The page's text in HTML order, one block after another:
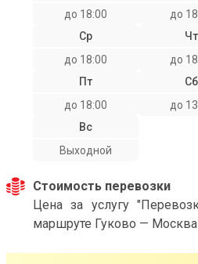
до 18:00
до
Ср
до 18:00
Чт
до
Пт
до 18:00
Сб
до
Вс
Выходной
Стоимость перевозки
Цена за услугу
маршруте Гуково — Москва